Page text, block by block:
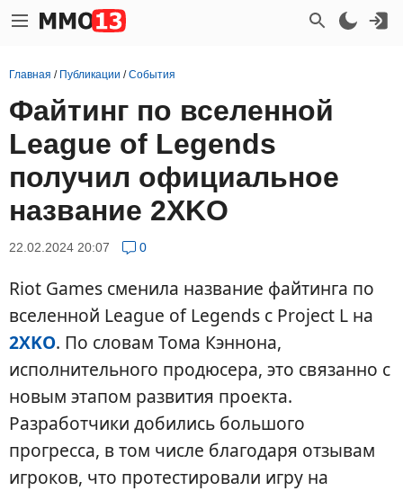
Главная / Публикации /События
Файтинг по вселенной
League of Legends
получил официальное
название 2XKO
22.02.2024 20:07 0
Riot Games сменила название файтинга по
вселенной League of Legends с Project L на
2XKO. По словам Тома Кэннона,
исполнительного продюсера, это связанно с
новым этапом развития проекта.
Разработчики добились большого
прогресса, в том числе благодаря отзывам
игроков, что протестировали игру на